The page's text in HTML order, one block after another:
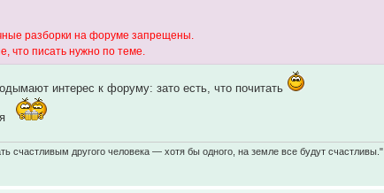
разборки на форуме запрещены.
что писать нужно по теме.
интерес к форуму: зато есть, что почитать
счастливым другого человека — хотя бы одного, на земле все будут счастливы."